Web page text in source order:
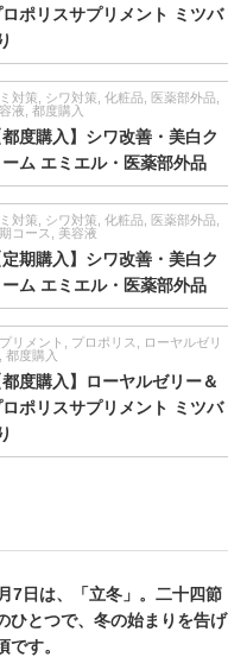
ロポリスサプリメント ミツバ
対策 シワ対策 化粧品 医薬部外品
液 都度購入
都度購入】シワ改善・美白ク
ーム エミエル・医薬部外品
対策 シワ対策 化粧品 医薬部外品
コース
美容液
定期購入】シワ改善・美白ク
ーム エミエル・医薬部外品
リメント プロポリス
ローヤルゼリ
都度購入
都度購入】ローヤルゼリー＆
ロポリスサプリメント ミツバ
7日は、「立冬」。二十四節
ひとつで、冬の始まりを告げ
です。